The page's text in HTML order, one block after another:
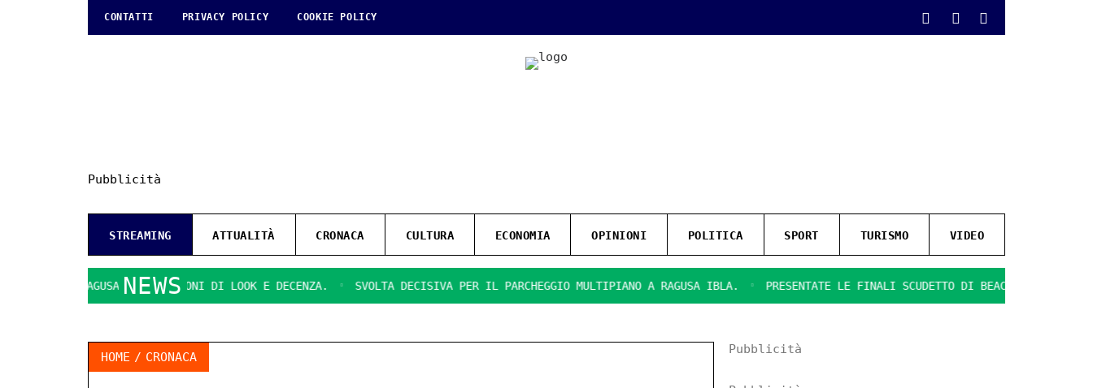
CONTATTI PRIVACY POLICY COOKIE POLICY
Pubblicità
STREAMING ATTUALITÀ CRONACA CULTURA ECONOMIA OPINIONI POLITICA SPORT TURISMO VIDEO
NEWS
QUESTIONI DI LOOK E DECENZA. SVOLTA DECISIVA PER IL PARCHEGGIO MULTIPIANO A RAGUSA IBLA. PRESENTATE LE FINALI SCUDETTO DI BEACH SOCCER
HOME CRONACA
Pubblicità